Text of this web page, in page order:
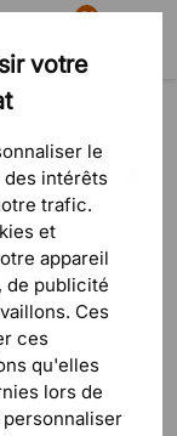
votre
le
intérêts
trafic.
et
appareil
de publicité
Ces
ces
qu'elles
lors de
81
Panier
59 commentaires